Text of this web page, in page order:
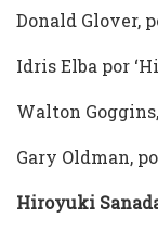
Donald Glover,
Idris Elba por
Walton
Gary Oldman,
Hiroyuki